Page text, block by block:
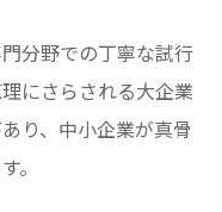
分野での丁寧な試行
にさらされる大企業
り、中小企業が真骨
。